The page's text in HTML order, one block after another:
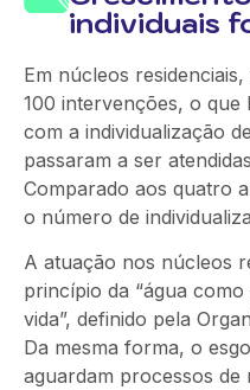
individuais
Em núcleos
100 intervenções, o que
com a individualização
passaram a ser
Comparado aos quatro
o número de
A atuação nos núcleos
princípio da “água
vida”, definido pela
Da mesma forma, o
aguardam processos